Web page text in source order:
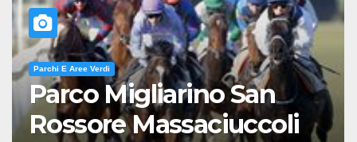
Parchi E Aree Verdi
Parco Migliarino San
Rossore Massaciuccoli